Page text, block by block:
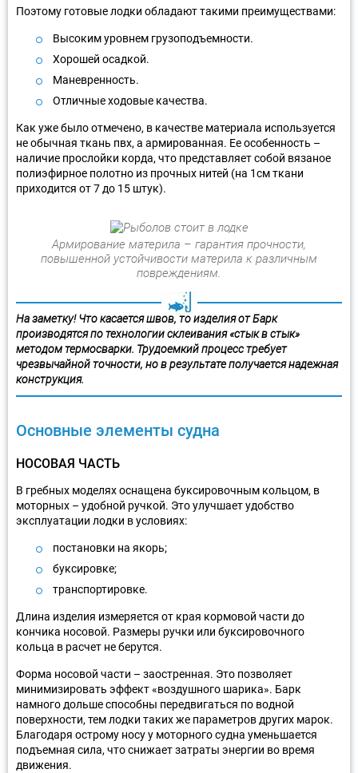
Поэтому готовые лодки обладают такими преимуществами:
Высоким уровнем грузоподъемности.
Хорошей осадкой.
Маневренность.
Отличные ходовые качества.
Как уже было отмечено, в качестве материала используется
не обычная ткань пвх, а армированная. Ее особенность –
наличие прослойки корда, что представляет собой вязаное
полиэфирное полотно из прочных нитей (на 1см ткани
приходится от 7 до 15 штук).
Армирование материла – гарантия прочности,
повышенной устойчивости материла к различным
повреждениям.
На заметку! Что касается швов, то изделия от Барк
производятся по технологии склеивания «стык в стык»
методом термосварки. Трудоемкий процесс требует
чрезвычайной точности, но в результате получается надежная
конструкция.
Основные элементы судна
НОСОВАЯ ЧАСТЬ
В гребных моделях оснащена буксировочным кольцом, в
моторных – удобной ручкой. Это улучшает удобство
эксплуатации лодки в условиях:
постановки на якорь;
буксировке;
транспортировке.
Длина изделия измеряется от края кормовой части до
кончика носовой. Размеры ручки или буксировочного
кольца в расчет не берутся.
Форма носовой части – заостренная. Это позволяет
минимизировать эффект «воздушного шарика». Барк
намного дольше способны передвигаться по водной
поверхности, тем лодки таких же параметров других марок.
Благодаря острому носу у моторного судна уменьшается
подъемная сила, что снижает затраты энергии во время
движения.